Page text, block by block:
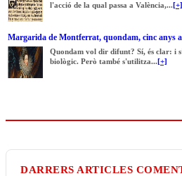
l'acció de la qual passa a València,...[+]
Margarida de Montferrat, quondam, cinc anys
Quondam vol dir difunt? Sí, és clar: i
biològic. Però també s'utilitza...[+]
DARRERS ARTICLES